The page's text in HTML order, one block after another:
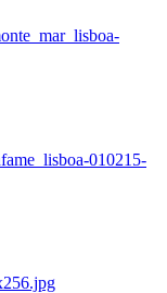
010215-